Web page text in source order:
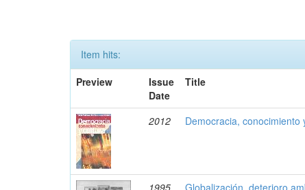
Item hits:
Preview
Issue
Date
Title
2012 Democracia, conocimiento
1995
Globalización, deterioro